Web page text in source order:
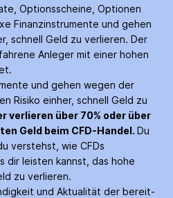
Options­scheine, Optionen
Finanz­instrumente und gehen
schnell Geld zu verlieren. Der
Anleger mit einer hohen
und gehen wegen der
Risiko einher, schnell Geld zu
verlieren über 70% oder über
Geld beim CFD-Handel. Du
verstehst, wie CFDs
dir leisten kannst, das hohe
zu verlieren.
und Aktualität der bereit­